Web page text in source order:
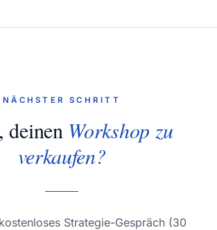
NÄCHSTER SCHRITT
deinen Workshop zu
verkaufen?
Strategie-Gespräch (30